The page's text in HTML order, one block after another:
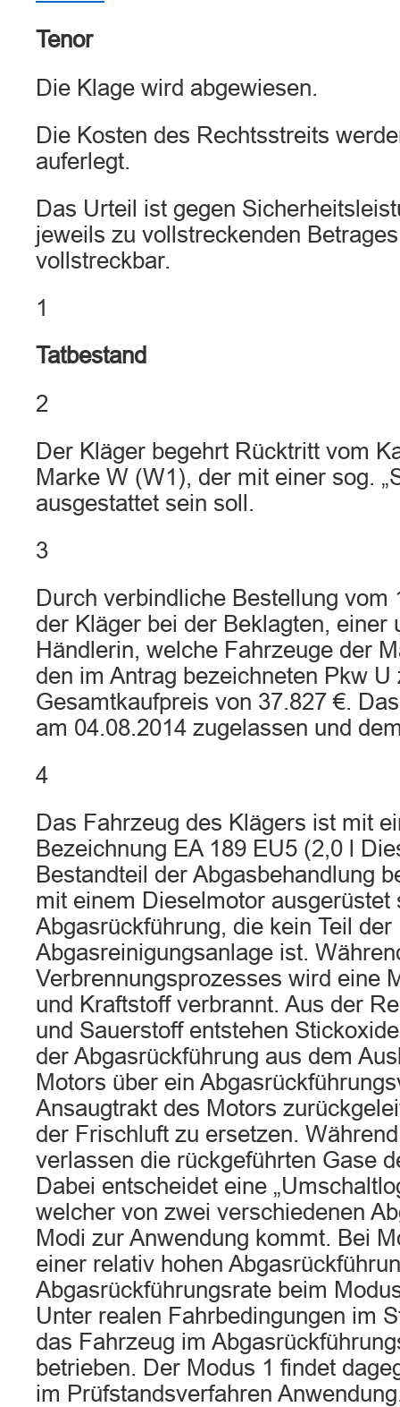
Tenor
Die Klage wird abgewiesen.
Die Kosten des Rechtsstreits
auferlegt.
Das Urteil ist gegen
jeweils zu vollstreckenden
vollstreckbar.
1
Tatbestand
2
Der Kläger begehrt Rücktritt vom
Marke W (W1), der mit einer sog.
ausgestattet sein soll.
3
Durch verbindliche Bestellung vom
der Kläger bei der Beklagten, einer
Händlerin, welche Fahrzeuge der
den im Antrag bezeichneten Pkw U
Gesamtkaufpreis von 37.827 €.
am 04.08.2014 zugelassen und
4
Das Fahrzeug des Klägers ist mit
Bezeichnung EA 189 EU5 (2,0 l
Bestandteil der Abgasbehandlung
mit einem Dieselmotor ausgerüstet
Abgasrückführung, die kein Teil der
Abgasreinigungsanlage ist.
Verbrennungsprozesses wird eine
und Kraftstoff verbrannt. Aus der
und Sauerstoff entstehen
der Abgasrückführung aus dem
Motors über ein
Ansaugtrakt des Motors
der Frischluft zu ersetzen.
verlassen die rückgeführten Gase
Dabei entscheidet eine
welcher von zwei verschiedenen
Modi zur Anwendung kommt. Bei
einer relativ hohen
Abgasrückführungsrate beim
Unter realen Fahrbedingungen im
das Fahrzeug im
betrieben. Der Modus 1 findet
im Prüfstandsverfahren